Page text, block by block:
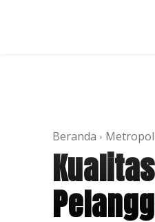
Beranda